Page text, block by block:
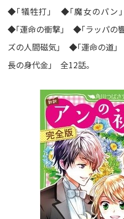
◆｢犠牲打｣ ◆｢魔女のパン
◆｢運命の衝撃｣ ◆｢ラッパの
ズの人間磁気｣ ◆｢運命の道
長の身代金｣ 全12話。